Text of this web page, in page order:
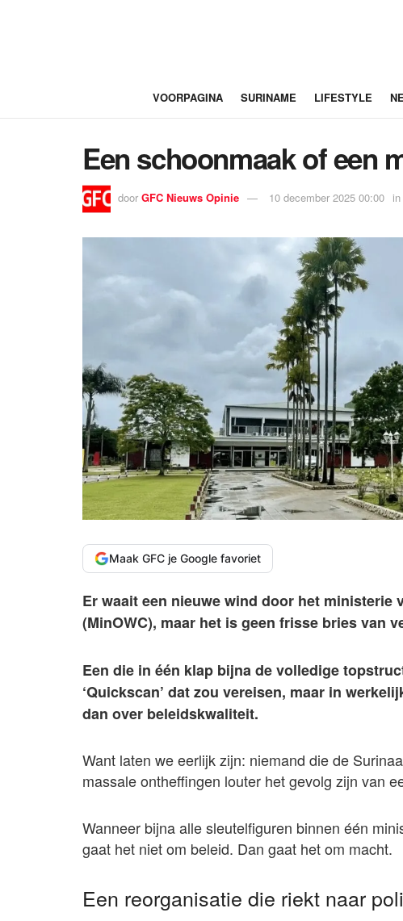
VOORPAGINA SURINAME LIFESTYLE
Een schoonmaak of een
door GFC Nieuws Opinie 10 december 2025 00:00 in
Maak GFC je Google favoriet
Er waait een nieuwe wind door het ministerie
(MinOWC), maar het is geen frisse bries van
Een die in één klap bijna de volledige
‘Quickscan’ dat zou vereisen, maar in
dan over beleidskwaliteit.
Want laten we eerlijk zijn: niemand die de
massale ontheffingen louter het gevolg zijn van
Wanneer bijna alle sleutelfiguren binnen één
gaat het niet om beleid. Dan gaat het om macht.
Een reorganisatie die riekt naar